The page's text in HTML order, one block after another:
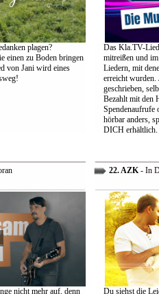
plagen?
einen zu Boden bringen
von Jani wird eines
Das Kla.TV-
mitreißen und
Liedern, mit
erreicht wurden.
geschrieben,
Bezahlt mit den
Spendenaufrufe
hörbar anders,
DICH erhältlich.
nicht mehr auf, denn
22. AZK- In
Du siehst die